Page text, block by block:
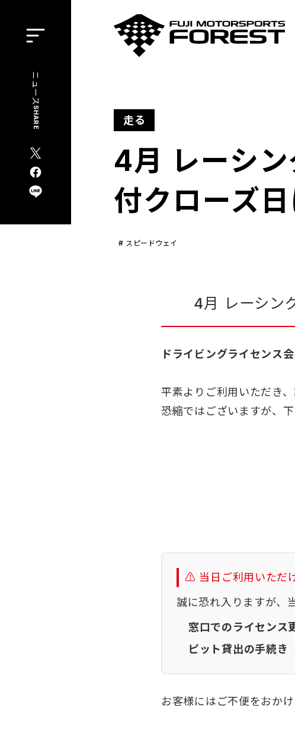
ニュース
SHARE
X
走る
4月 レーシ
付クローズ
# スピードウェイ
4月 レーシン
ドライビングライセンス
平素よりご利用いただき
恐縮ではございますが、
⚠️ 当日ご利用いただ
誠に恐れ入りますが、
窓口でのライセンス
ピット貸出の手続き
お客様にはご不便をおか